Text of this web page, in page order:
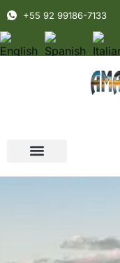
+55 92 99186-7133